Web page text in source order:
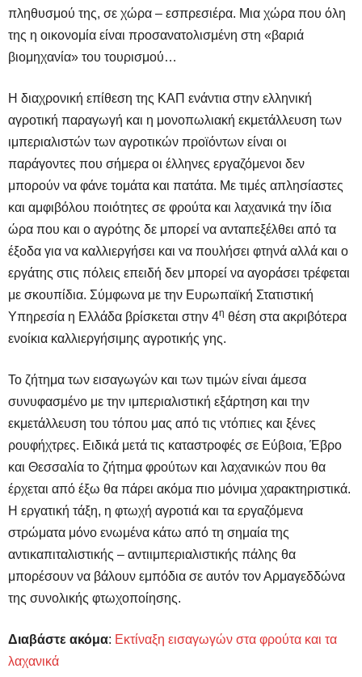
πληθυσμού της, σε χώρα – εσπρεσιέρα. Μια χώρα που όλη
της η οικονομία είναι προσανατολισμένη στη «βαριά
βιομηχανία» του τουρισμού…
Η διαχρονική επίθεση της ΚΑΠ ενάντια στην ελληνική
αγροτική παραγωγή και η μονοπωλιακή εκμετάλλευση των
ιμπεριαλιστών των αγροτικών προϊόντων είναι οι
παράγοντες που σήμερα οι έλληνες εργαζόμενοι δεν
μπορούν να φάνε τομάτα και πατάτα. Με τιμές απλησίαστες
και αμφιβόλου ποιότητες σε φρούτα και λαχανικά την ίδια
ώρα που και ο αγρότης δε μπορεί να ανταπεξέλθει από τα
έξοδα για να καλλιεργήσει και να πουλήσει φτηνά αλλά και ο
εργάτης στις πόλεις επειδή δεν μπορεί να αγοράσει τρέφεται
με σκουπίδια. Σύμφωνα με την Ευρωπαϊκή Στατιστική
Υπηρεσία η Ελλάδα βρίσκεται στην 4η θέση στα ακριβότερα
ενοίκια καλλιεργήσιμης αγροτικής γης.
Το ζήτημα των εισαγωγών και των τιμών είναι άμεσα
συνυφασμένο με την ιμπεριαλιστική εξάρτηση και την
εκμετάλλευση του τόπου μας από τις ντόπιες και ξένες
ρουφήχτρες. Ειδικά μετά τις καταστροφές σε Εύβοια, Έβρο
και Θεσσαλία το ζήτημα φρούτων και λαχανικών που θα
έρχεται από έξω θα πάρει ακόμα πιο μόνιμα χαρακτηριστικά.
Η εργατική τάξη, η φτωχή αγροτιά και τα εργαζόμενα
στρώματα μόνο ενωμένα κάτω από τη σημαία της
αντικαπιταλιστικής – αντιιμπεριαλιστικής πάλης θα
μπορέσουν να βάλουν εμπόδια σε αυτόν τον Αρμαγεδδώνα
της συνολικής φτωχοποίησης.
Διαβάστε ακόμα: Εκτίναξη εισαγωγών στα φρούτα και τα
λαχανικά